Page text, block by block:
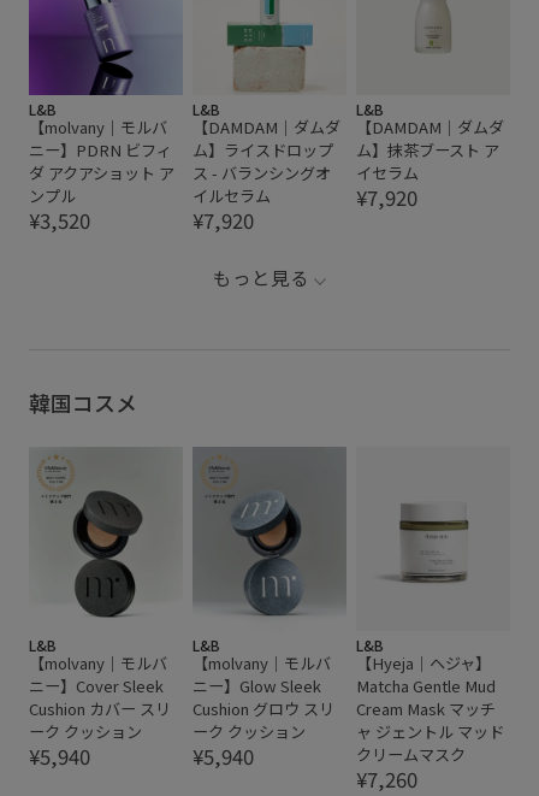
L&B
【molvany｜モルバ
ニー】PDRN ビフィ
ダ アクアショット ア
ンプル
¥3,520
L&B
【DAMDAM｜ダムダ
ム】ライスドロップ
ス - バランシングオ
イルセラム
¥7,920
L&B
【DAMDAM｜ダムダ
ム】抹茶ブースト ア
イセラム
¥7,920
もっと見る
韓国コスメ
L&B
【molvany｜モルバ
ニー】Cover Sleek
Cushion カバー スリ
ーク クッション
¥5,940
L&B
【molvany｜モルバ
ニー】Glow Sleek
Cushion グロウ スリ
ーク クッション
¥5,940
L&B
【Hyeja｜ヘジャ】
Matcha Gentle Mud
Cream Mask マッチ
ャ ジェントル マッド
クリームマスク
¥7,260